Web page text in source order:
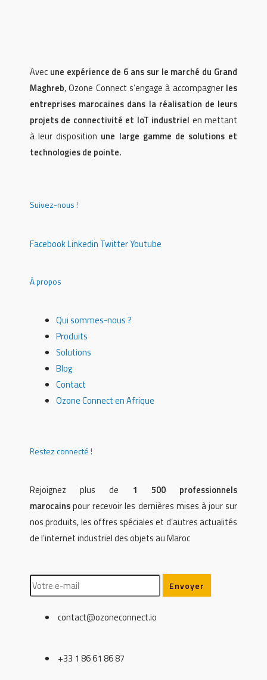
Avec une expérience de 6 ans sur le marché du Grand
Maghreb, Ozone Connect s’engage à accompagner les
entreprises marocaines dans la réalisation de leurs
projets de connectivité et IoT industriel en mettant
à leur disposition une large gamme de solutions et
technologies de pointe.
Suivez-nous !
FacebookLinkedin TwitterYoutube
À propos
Qui sommes-nous ?
Produits
Solutions
Blog
Contact
Ozone Connect en Afrique
Restez connecté !
Rejoignez plus de 1 500 professionnels
marocainspour recevoir les dernières mises à jour sur
nos produits, les offres spéciales et d’autres actualités
de l’internet industriel des objets au Maroc
contact@ozoneconnect.io
+33 1 86 61 86 87